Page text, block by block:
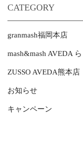
CATEGORY
granmash福岡本店
mash&mash AVEDA
ZUSSO AVEDA熊本店
お知らせ
キャンペーン